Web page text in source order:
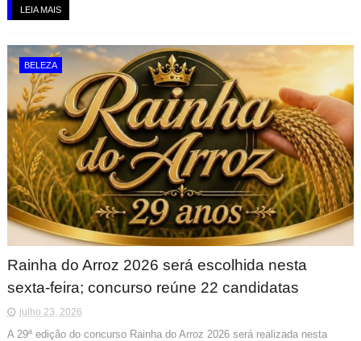
LEIA MAIS
BELEZA
Rainha do Arroz 2026 será escolhida nesta
sexta-feira; concurso reúne 22 candidatas
julho 23, 2026
A 29ª edição do concurso Rainha do Arroz 2026 será realizada nesta